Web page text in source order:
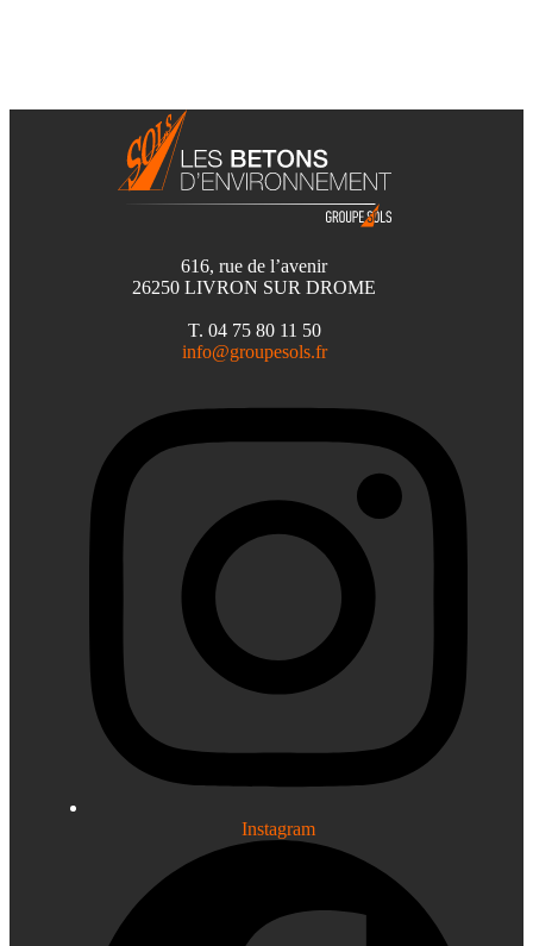
616, rue de l’avenir
26250 LIVRON SUR DROME
T. 04 75 80 11 50
info@groupesols.fr
Instagram